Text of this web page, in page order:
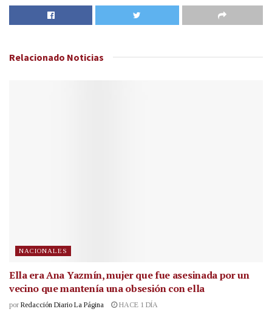
Relacionado Noticias
NACIONALES
Ella era Ana Yazmín, mujer que fue asesinada por un
vecino que mantenía una obsesión con ella
por Redacción Diario La Página HACE 1 DÍA